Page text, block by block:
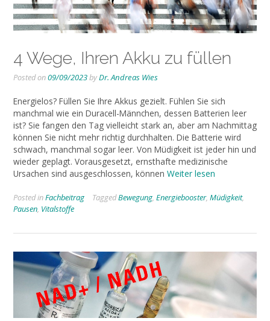
4 Wege, Ihren Akku zu füllen
Posted on09/09/2023byDr. Andreas Wies
Energielos? Füllen Sie Ihre Akkus gezielt. Fühlen Sie sich
manchmal wie ein Duracell-Männchen, dessen Batterien leer
ist? Sie fangen den Tag vielleicht stark an, aber am Nachmittag
können Sie nicht mehr richtig durchhalten. Die Batterie wird
schwach, manchmal sogar leer. Von Müdigkeit ist jeder hin und
wieder geplagt. Vorausgesetzt, ernsthafte medizinische
Ursachen sind ausgeschlossen, können Weiter lesen
Posted inFachbeitrag TaggedBewegung, Energiebooster, Müdigkeit,
Pausen, Vitalstoffe